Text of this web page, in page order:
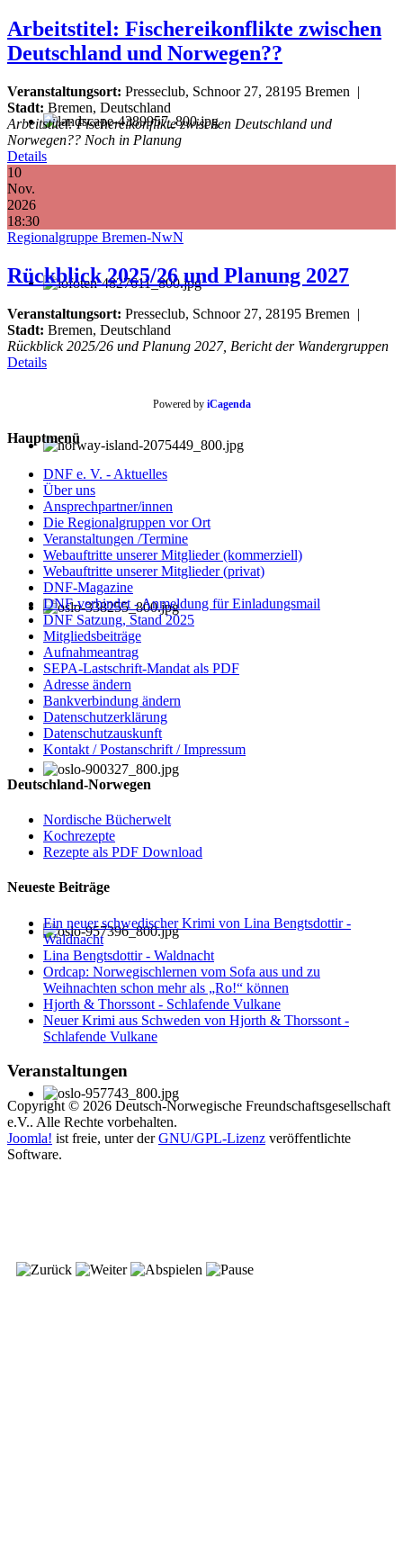
Arbeitstitel: Fischereikonflikte zwischen
Deutschland und Norwegen??
Veranstaltungsort: Presseclub, Schnoor 27, 28195 Bremen |
Stadt: Bremen, Deutschland
Arbeitstitel: Fischereikonflikte zwischen Deutschland und
Norwegen?? Noch in Planung
Details
10
Nov.
2026
18:30
Regionalgruppe Bremen-NwN
Rückblick 2025/26 und Planung 2027
Veranstaltungsort: Presseclub, Schnoor 27, 28195 Bremen |
Stadt: Bremen, Deutschland
Rückblick 2025/26 und Planung 2027, Bericht der Wandergruppen
Details
Powered by iCagenda
Hauptmenü
DNF e. V. - Aktuelles
Über uns
Ansprechpartner/innen
Die Regionalgruppen vor Ort
Veranstaltungen /Termine
Webauftritte unserer Mitglieder (kommerziell)
Webauftritte unserer Mitglieder (privat)
DNF-Magazine
DNF-verbindet - Anmeldung für Einladungsmail
DNF Satzung, Stand 2025
Mitgliedsbeiträge
Aufnahmeantrag
SEPA-Lastschrift-Mandat als PDF
Adresse ändern
Bankverbindung ändern
Datenschutzerklärung
Datenschutzauskunft
Kontakt / Postanschrift / Impressum
Deutschland-Norwegen
Nordische Bücherwelt
Kochrezepte
Rezepte als PDF Download
Neueste Beiträge
Ein neuer schwedischer Krimi von Lina Bengtsdottir -
Waldnacht
Lina Bengtsdottir - Waldnacht
Ordcap: Norwegischlernen vom Sofa aus und zu
Weihnachten schon mehr als „Ro!“ können
Hjorth & Thorssont - Schlafende Vulkane
Neuer Krimi aus Schweden von Hjorth & Thorssont -
Schlafende Vulkane
Veranstaltungen
Copyright © 2026 Deutsch-Norwegische Freundschaftsgesellschaft
e.V.. Alle Rechte vorbehalten.
Joomla! ist freie, unter derGNU/GPL-Lizenz veröffentlichte
Software.